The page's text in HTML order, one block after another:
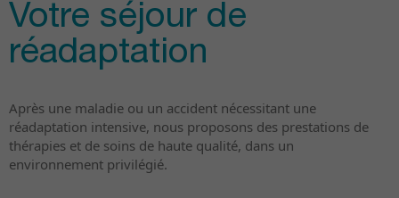
Votre séjour de
réadaptation
Après une maladie ou un accident nécessitant une
réadaptation intensive, nous proposons des prestations de
thérapies et de soins de haute qualité, dans un
environnement privilégié.